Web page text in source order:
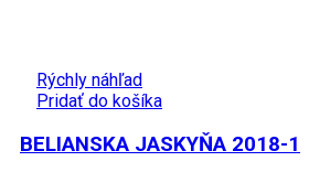
Rýchly náhľad
Pridať do košíka
BELIANSKA JASKYŇA 2018-1